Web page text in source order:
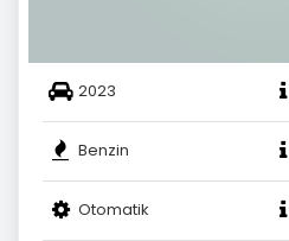
2023
Benzin
Otomatik